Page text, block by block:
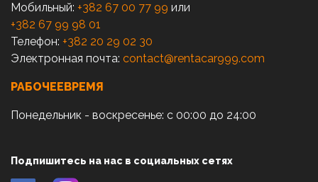
Мобильный: +382 67 00 77 99 или
+382 67 99 98 01
Телефон: +382 20 29 02 30
Электронная почта: contact@rentacar999.com
РАБОЧЕЕВРЕМЯ
Понедельник - воскресенье: с 00:00 до 24:00
Подпишитесь на нас в социальных сетях